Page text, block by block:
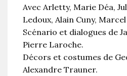
Avec Arletty, Marie Déa,
Ledoux, Alain Cuny,
Scénario et dialogues de
Pierre Laroche.
Décors et costumes de
Alexandre Trauner.